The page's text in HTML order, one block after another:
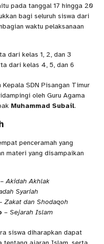
pada tanggal 17 hingga 20
bagi seluruh siswa dari
waktu pelaksanaan
dari kelas 1, 2, dan 3
dari kelas 4, 5, dan 6
SDN Pisangan Timur
oleh Guru Agama
Muhammad Subail.
penceramah yang
materi yang disampaikan
–Akidah Akhlak
Syariah
Zakat dan Shodaqoh
– Sejarah Islam
siswa diharapkan dapat